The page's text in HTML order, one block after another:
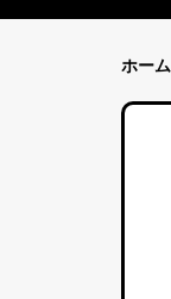
ホーム